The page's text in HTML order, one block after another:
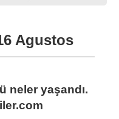
Agustos
neler yaşandı.